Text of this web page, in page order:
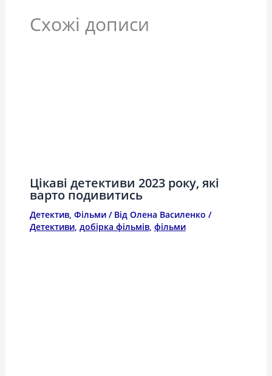
Схожі дописи
Цікаві детективи 2023 року, які
варто подивитись
Детектив, Фільми/ Від Олена Василенко /
Детективи, добірка фільмів, фільми